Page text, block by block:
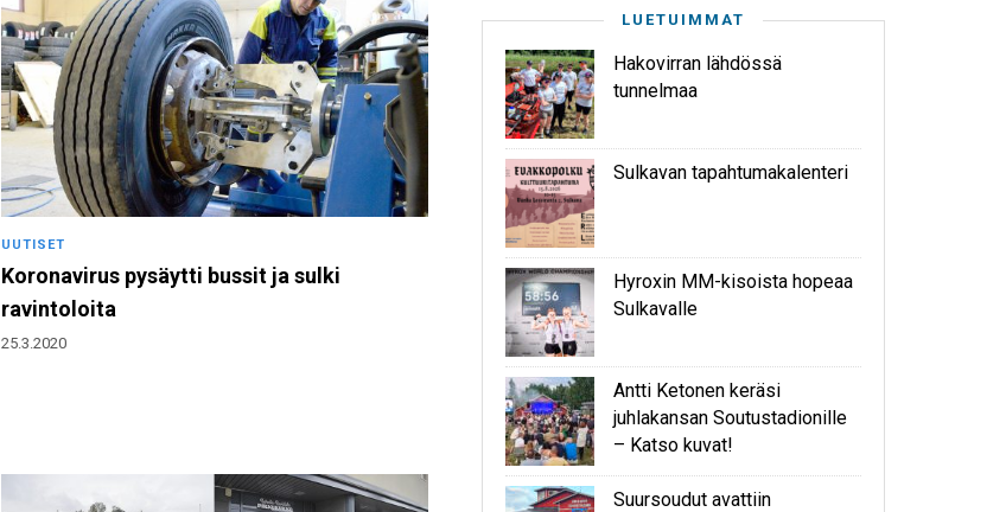
UUTISET
Koronavirus pysäytti bussit ja sulki
ravintoloita
25.3.2020
LUETUIMMAT
Hakovirran lähdössä
tunnelmaa
Sulkavan tapahtumakalenteri
Hyroxin MM-kisoista hopeaa
Sulkavalle
Antti Ketonen keräsi
juhlakansan Soutustadionille
– Katso kuvat!
Suursoudut avattiin